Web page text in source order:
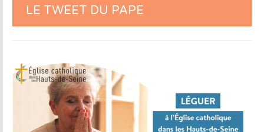
LE TWEET DU PAPE